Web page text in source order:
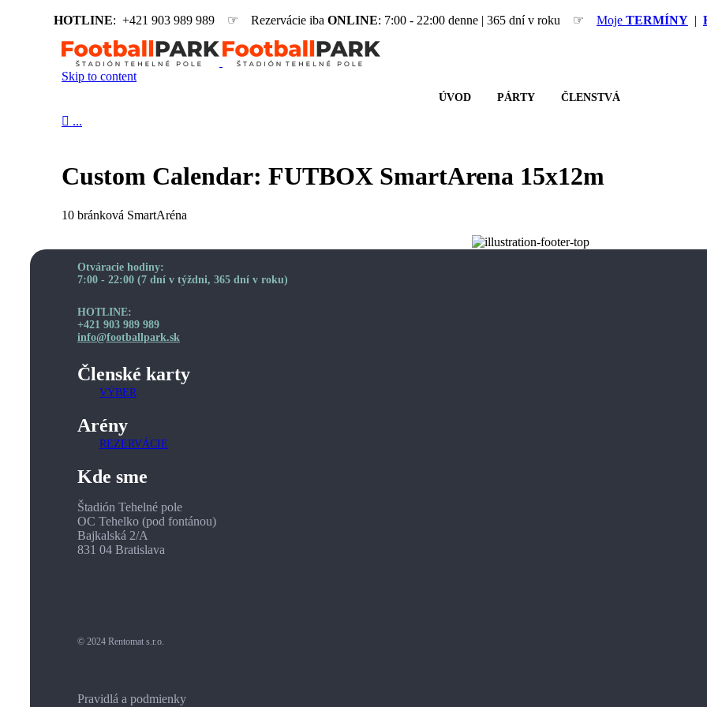
HOTLINE: +421 903 989 989 ☞ Rezervácie iba ONLINE: 7:00 - 22:00 denne | 365 dní v roku ☞ Moje TERMÍNY |
Skip to content
ÚVOD PÁRTY ČLENSTVÁ
 ...
Custom Calendar: FUTBOX SmartArena 15x12m
10 bránková SmartAréna
Otváracie hodiny:
7:00 - 22:00 (7 dní v týždni, 365 dní v roku)
HOTLINE:
+421 903 989 989
info@footballpark.sk
Členské karty
VÝBER
Arény
REZERVÁCIE
Kde sme
Štadión Tehelné pole
OC Tehelko (pod fontánou)
Bajkalská 2/A
831 04 Bratislava
© 2024 Rentomat s.r.o.
Pravidlá a podmienky